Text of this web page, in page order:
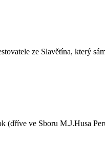
ze Slavětína, který
(dříve ve Sboru M.J.Husa